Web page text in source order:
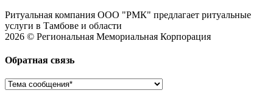
Ритуальная компания ООО "РМК" предлагает ритуальные
услуги в Тамбове и области
2026 © Региональная Мемориальная Корпорация
Обратная связь